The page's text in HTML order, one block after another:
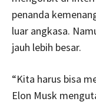
penanda
luar angkasa.
jauh lebih besar.
“Kita harus bisa
Elon Musk